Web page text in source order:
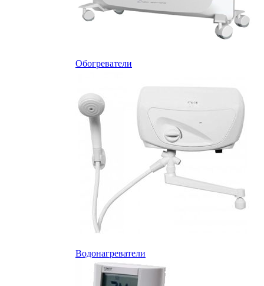
Обогреватели
Водонагреватели